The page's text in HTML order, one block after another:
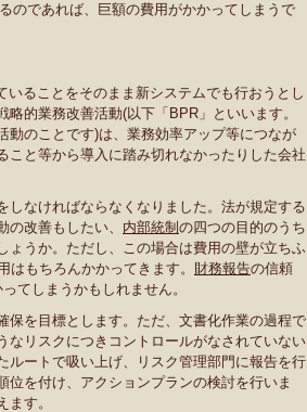
のであれば、巨額の費用がかかってしまうで
ることをそのまま新システムでも行おうとし
的業務改善活動(以下「BPR」といいます。
動のことです)は、業務効率アップ等につなが
と等から導入に踏み切れなかったりした会社
しなければならなくなりました。法が規定する
改善もしたい、 内部統制 の四つの目的のうち
ょうか。ただし、この場合は費用の壁が立ちふ
もちろんかかってきます。 財務報告の信頼
てしまうかもしれません。
保を目標とします。ただ、文書化作業の過程で
なリスクにつきコントロールがなされていない
ルートで吸い上げ、リスク管理部門に報告を行
を付け、アクションプランの検討を行いま
す。